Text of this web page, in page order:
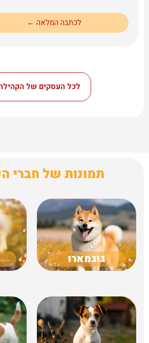
לכתבה המלאה ←
לכל העסקים של
תמונות של חברי
גוגמארו